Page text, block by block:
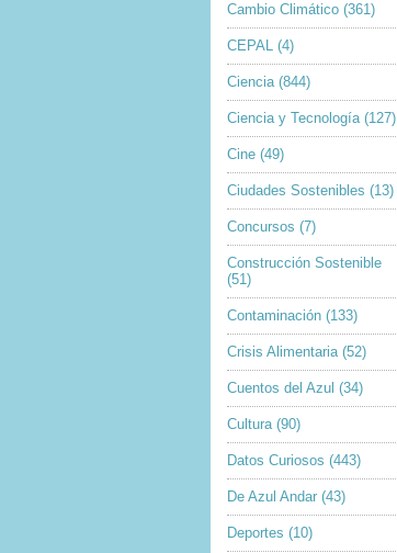
Cambio Climático (361)
CEPAL (4)
Ciencia (844)
Ciencia y Tecnología (127)
Cine (49)
Ciudades Sostenibles (13)
Concursos (7)
Construcción Sostenible
(51)
Contaminación (133)
Crisis Alimentaria (52)
Cuentos del Azul (34)
Cultura (90)
Datos Curiosos (443)
De Azul Andar (43)
Deportes (10)